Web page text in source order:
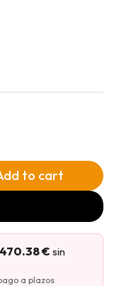
to cart
470.38 € sin
a plazos